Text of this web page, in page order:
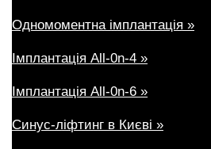
Одномоментна імплантація »
Імплантація All-0n-4 »
Імплантація All-0n-6 »
Синус-ліфтинг в Києві »